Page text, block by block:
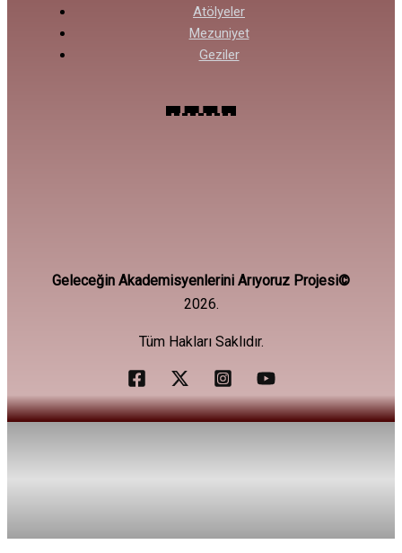
Atölyeler
Mezuniyet
Geziler
Geleceğin Akademisyenlerini Arıyoruz Projesi©
2026.
Tüm Hakları Saklıdır.